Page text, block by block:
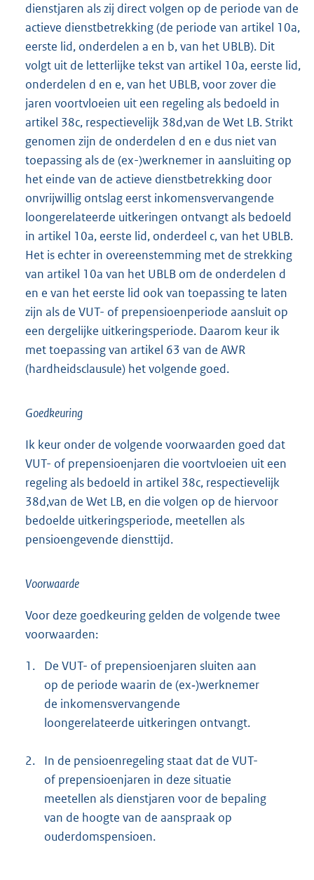
dienstjaren als zij direct volgen op de periode van de
actieve dienstbetrekking (de periode van artikel 10a,
eerste lid, onderdelen a en b, van het UBLB). Dit
volgt uit de letterlijke tekst van artikel 10a, eerste lid,
onderdelen d en e, van het UBLB, voor zover die
jaren voortvloeien uit een regeling als bedoeld in
artikel 38c, respectievelijk 38d,van de Wet LB. Strikt
genomen zijn de onderdelen d en e dus niet van
toepassing als de (ex-)werknemer in aansluiting op
het einde van de actieve dienstbetrekking door
onvrijwillig ontslag eerst inkomensvervangende
loongerelateerde uitkeringen ontvangt als bedoeld
in artikel 10a, eerste lid, onderdeel c, van het UBLB.
Het is echter in overeenstemming met de strekking
van artikel 10a van het UBLB om de onderdelen d
en e van het eerste lid ook van toepassing te laten
zijn als de VUT- of prepensioenperiode aansluit op
een dergelijke uitkeringsperiode. Daarom keur ik
met toepassing van artikel 63 van de AWR
(hardheidsclausule) het volgende goed.
Goedkeuring
Ik keur onder de volgende voorwaarden goed dat
VUT- of prepensioenjaren die voortvloeien uit een
regeling als bedoeld in artikel 38c, respectievelijk
38d,van de Wet LB, en die volgen op de hiervoor
bedoelde uitkeringsperiode, meetellen als
pensioengevende diensttijd.
Voorwaarde
Voor deze goedkeuring gelden de volgende twee
voorwaarden:
1.
De VUT- of prepensioenjaren sluiten aan
op de periode waarin de (ex‑)werknemer
de inkomensvervangende
loongerelateerde uitkeringen ontvangt.
2.
In de pensioenregeling staat dat de VUT-
of prepensioenjaren in deze situatie
meetellen als dienstjaren voor de bepaling
van de hoogte van de aanspraak op
ouderdomspensioen.